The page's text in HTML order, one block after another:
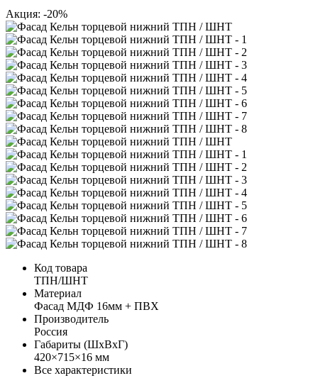
Акция: -20%
Код товара
ТПН/ШНТ
Материал
Фасад МДФ 16мм + ПВХ
Производитель
Россия
Габариты (ШхВхГ)
420×715×16 мм
Все характеристики